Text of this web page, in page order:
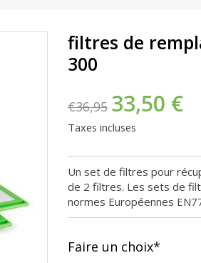
filtres de
300
€36,95 33,50 €
Taxes incluses
Un set de filtres pour
de 2 filtres. Les sets de
normes Européennes
Faire un choix*